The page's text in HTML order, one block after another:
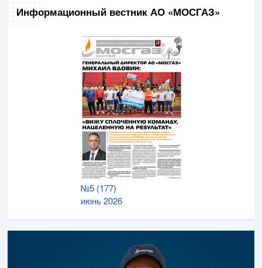
Информационный вестник АО «МОСГАЗ»
№5 (177)
июнь 2026